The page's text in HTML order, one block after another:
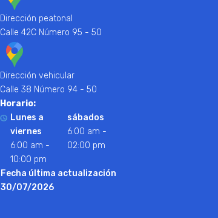
Dirección peatonal
Calle 42C Número 95 - 50
Dirección vehicular
Calle 38 Número 94 - 50
Horario:
Lunes a
viernes
6:00 am -
10:00 pm
sábados
6:00 am -
02:00 pm
Fecha última actualización
30/07/2026